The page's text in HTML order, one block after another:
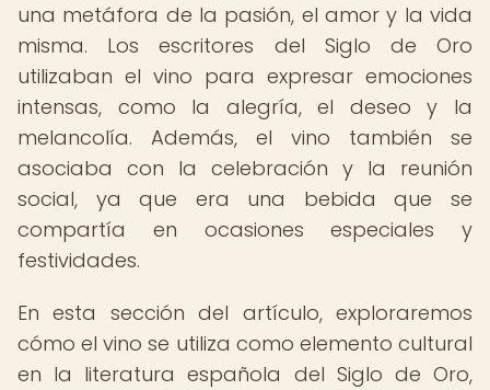
una metáfora de la pasión, el amor y la vida
misma. Los escritores del Siglo de Oro
utilizaban el vino para expresar emociones
intensas, como la alegría, el deseo y la
melancolía. Además, el vino también se
asociaba con la celebración y la reunión
social, ya que era una bebida que se
compartía en ocasiones especiales y
festividades.
En esta sección del artículo, exploraremos
cómo el vino se utiliza como elemento cultural
en la literatura española del Siglo de Oro,